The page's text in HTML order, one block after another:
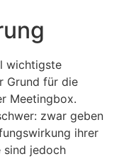
wichtigste
Grund für die
Meetingbox.
zwar geben
ihrer
sind jedoch